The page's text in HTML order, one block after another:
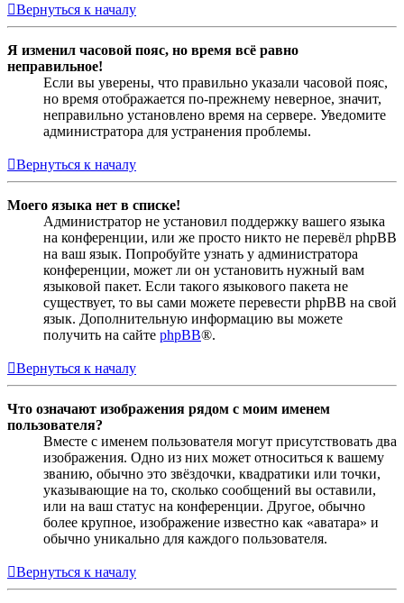
Вернуться к началу
Я изменил часовой пояс, но время всё равно
неправильное!
Если вы уверены, что правильно указали часовой пояс,
но время отображается по-прежнему неверное, значит,
неправильно установлено время на сервере. Уведомите
администратора для устранения проблемы.
Вернуться к началу
Моего языка нет в списке!
Администратор не установил поддержку вашего языка
на конференции, или же просто никто не перевёл phpBB
на ваш язык. Попробуйте узнать у администратора
конференции, может ли он установить нужный вам
языковой пакет. Если такого языкового пакета не
существует, то вы сами можете перевести phpBB на свой
язык. Дополнительную информацию вы можете
получить на сайте phpBB®.
Вернуться к началу
Что означают изображения рядом с моим именем
пользователя?
Вместе с именем пользователя могут присутствовать два
изображения. Одно из них может относиться к вашему
званию, обычно это звёздочки, квадратики или точки,
указывающие на то, сколько сообщений вы оставили,
или на ваш статус на конференции. Другое, обычно
более крупное, изображение известно как «аватара» и
обычно уникально для каждого пользователя.
Вернуться к началу